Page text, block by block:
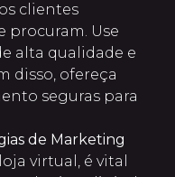
clientes
procuram. Use
alta qualidade e
disso, ofereça
seguras para
de Marketing
virtual, é vital